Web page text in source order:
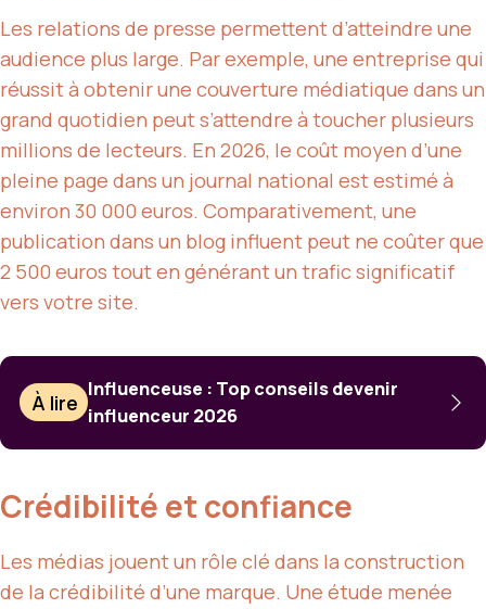
Les relations de presse permettent d’atteindre une
audience plus large. Par exemple, une entreprise qui
réussit à obtenir une couverture médiatique dans un
grand quotidien peut s’attendre à toucher plusieurs
millions de lecteurs. En 2026, le coût moyen d’une
pleine page dans un journal national est estimé à
environ 30 000 euros. Comparativement, une
publication dans un blog influent peut ne coûter que
2 500 euros tout en générant un trafic significatif
vers votre site.
À lire
Influenceuse : Top conseils devenir
influenceur 2026
Crédibilité et confiance
Les médias jouent un rôle clé dans la construction
de la crédibilité d’une marque. Une étude menée